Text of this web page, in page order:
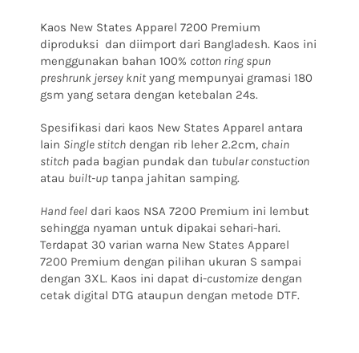
Kaos New States Apparel 7200 Premium
diproduksi dan diimport dari Bangladesh. Kaos ini
menggunakan bahan 100% cotton ring spun
preshrunk jersey knit yang mempunyai gramasi 180
gsm yang setara dengan ketebalan 24s.
Spesifikasi dari kaos New States Apparel antara
lain Single stitch dengan rib leher 2.2cm, chain
stitch pada bagian pundak dan tubular constuction
atau built-up tanpa jahitan samping.
Hand feel dari kaos NSA 7200 Premium ini lembut
sehingga nyaman untuk dipakai sehari-hari.
Terdapat 30 varian warna New States Apparel
7200 Premium dengan pilihan ukuran S sampai
dengan 3XL. Kaos ini dapat di-customize dengan
cetak digital DTG ataupun dengan metode DTF.